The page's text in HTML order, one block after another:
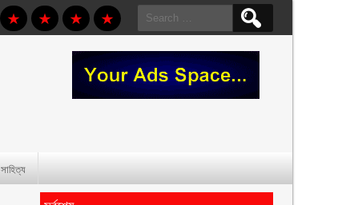
Search
for:
সাহিত্য